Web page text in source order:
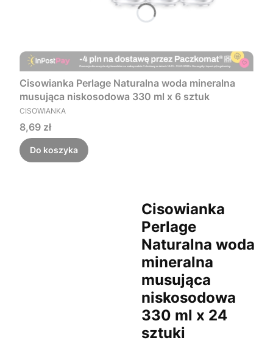
Cisowianka Perlage Naturalna woda mineralna
musująca niskosodowa 330 ml x 6 sztuk
PRODUCENT
CISOWIANKA
Cena
8,69 zł
Do koszyka
Cisowianka
Perlage
Naturalna woda
mineralna
musująca
niskosodowa
330 ml x 24
sztuki